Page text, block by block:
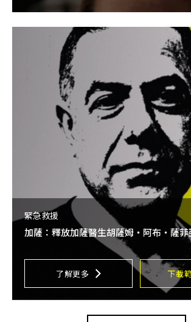
緊急救援
加薩：釋放加薩醫生胡薩姆・阿布・薩菲
了解更多 下載